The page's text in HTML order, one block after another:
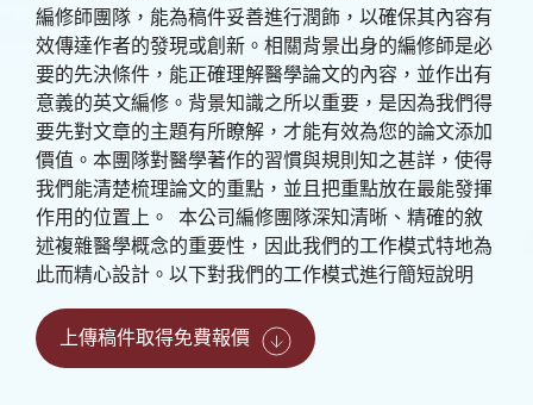
編修師團隊，能為稿件妥善進行潤飾，以確保其內容有
效傳達作者的發現或創新。相關背景出身的編修師是必
要的先決條件，能正確理解醫學論文的內容，並作出有
意義的英文編修。背景知識之所以重要，是因為我們得
要先對文章的主題有所瞭解，才能有效為您的論文添加
價值。本團隊對醫學著作的習慣與規則知之甚詳，使得
我們能清楚梳理論文的重點，並且把重點放在最能發揮
作用的位置上。 本公司編修團隊深知清晰、精確的敘
述複雜醫學概念的重要性，因此我們的工作模式特地為
此而精心設計。以下對我們的工作模式進行簡短說明
上傳稿件取得免費報價